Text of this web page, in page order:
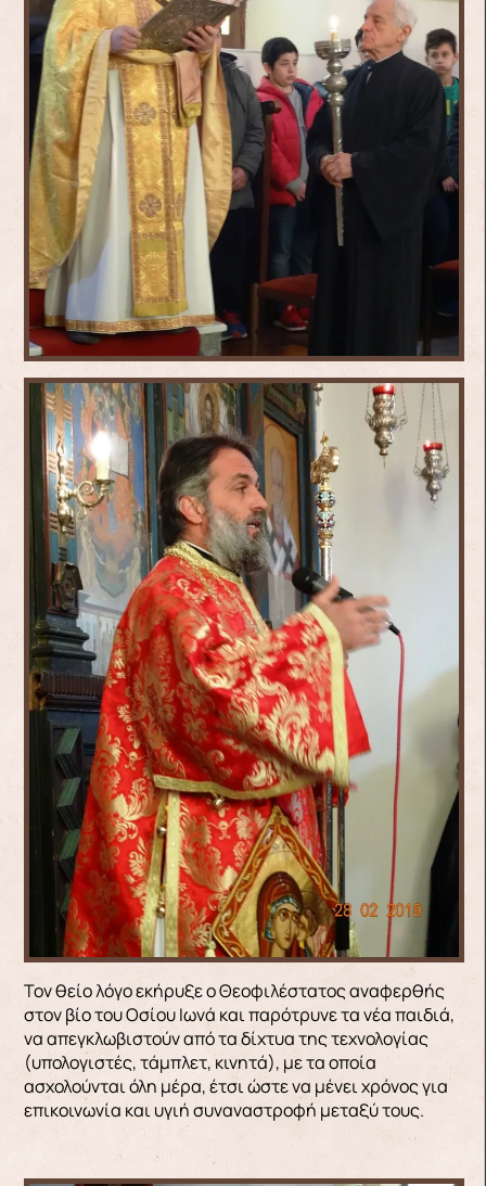
Τον θείο λόγο εκήρυξε ο Θεοφιλέστατος αναφερθής
στον βίο του Οσίου Ιωνά και παρότρυνε τα νέα παιδιά,
να απεγκλωβιστούν από τα δίχτυα της τεχνολογίας
(υπολογιστές, τάμπλετ, κινητά), με τα οποία
ασχολούνται όλη μέρα, έτσι ώστε να μένει χρόνος για
επικοινωνία και υγιή συναναστροφή μεταξύ τους.